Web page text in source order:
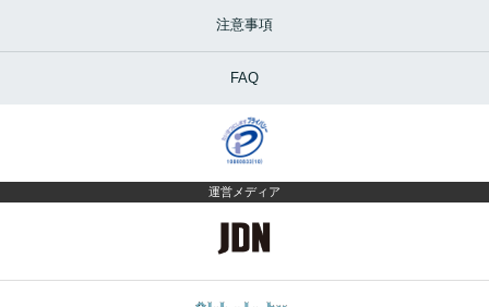
注意事項
FAQ
運営メディア